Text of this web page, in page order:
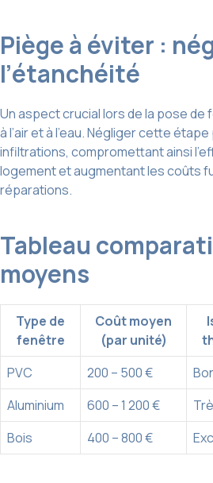
Piège à éviter :
l’étanchéité
Un aspect crucial lors de la pose de
à l’air et à l’eau. Négliger cette
infiltrations, compromettant ainsi
logement et augmentant les coûts
réparations.
Tableau
moyens
Type de
fenêtre
Coût moyen
(par unité)
PVC 200 – 500 €
Aluminium
600 – 1 200 €
Bois
400 – 800 €